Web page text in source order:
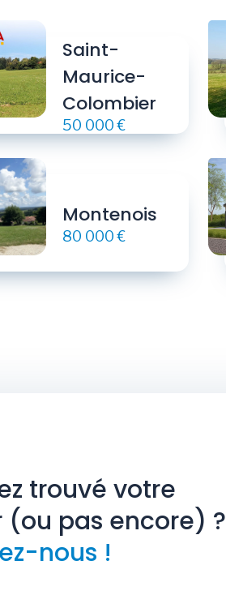
Saint-
Maurice-
Colombier
50 000 €
Montenois
80 000 €
trouvé votre
(ou pas encore) ?
nous !